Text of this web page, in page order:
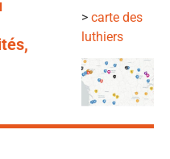
> carte des
luthiers